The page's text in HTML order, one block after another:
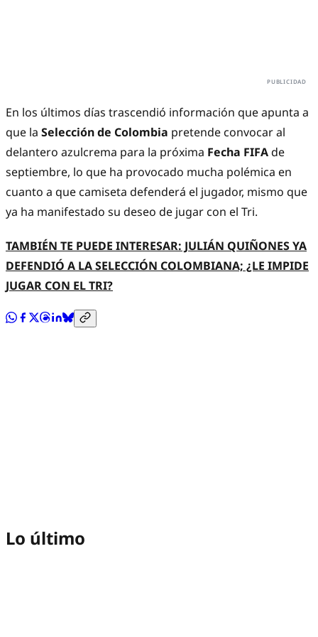
En los últimos días trascendió información que apunta a
que la Selección de Colombia pretende convocar al
delantero azulcrema para la próxima Fecha FIFAde
septiembre, lo que ha provocado mucha polémica en
cuanto a que camiseta defenderá el jugador, mismo que
ya ha manifestado su deseo de jugar con el Tri.
TAMBIÉN TE PUEDE INTERESAR: JULIÁN QUIÑONES YA
DEFENDIÓ A LA SELECCIÓN COLOMBIANA; ¿LE IMPIDE
JUGAR CON EL TRI?
Lo último